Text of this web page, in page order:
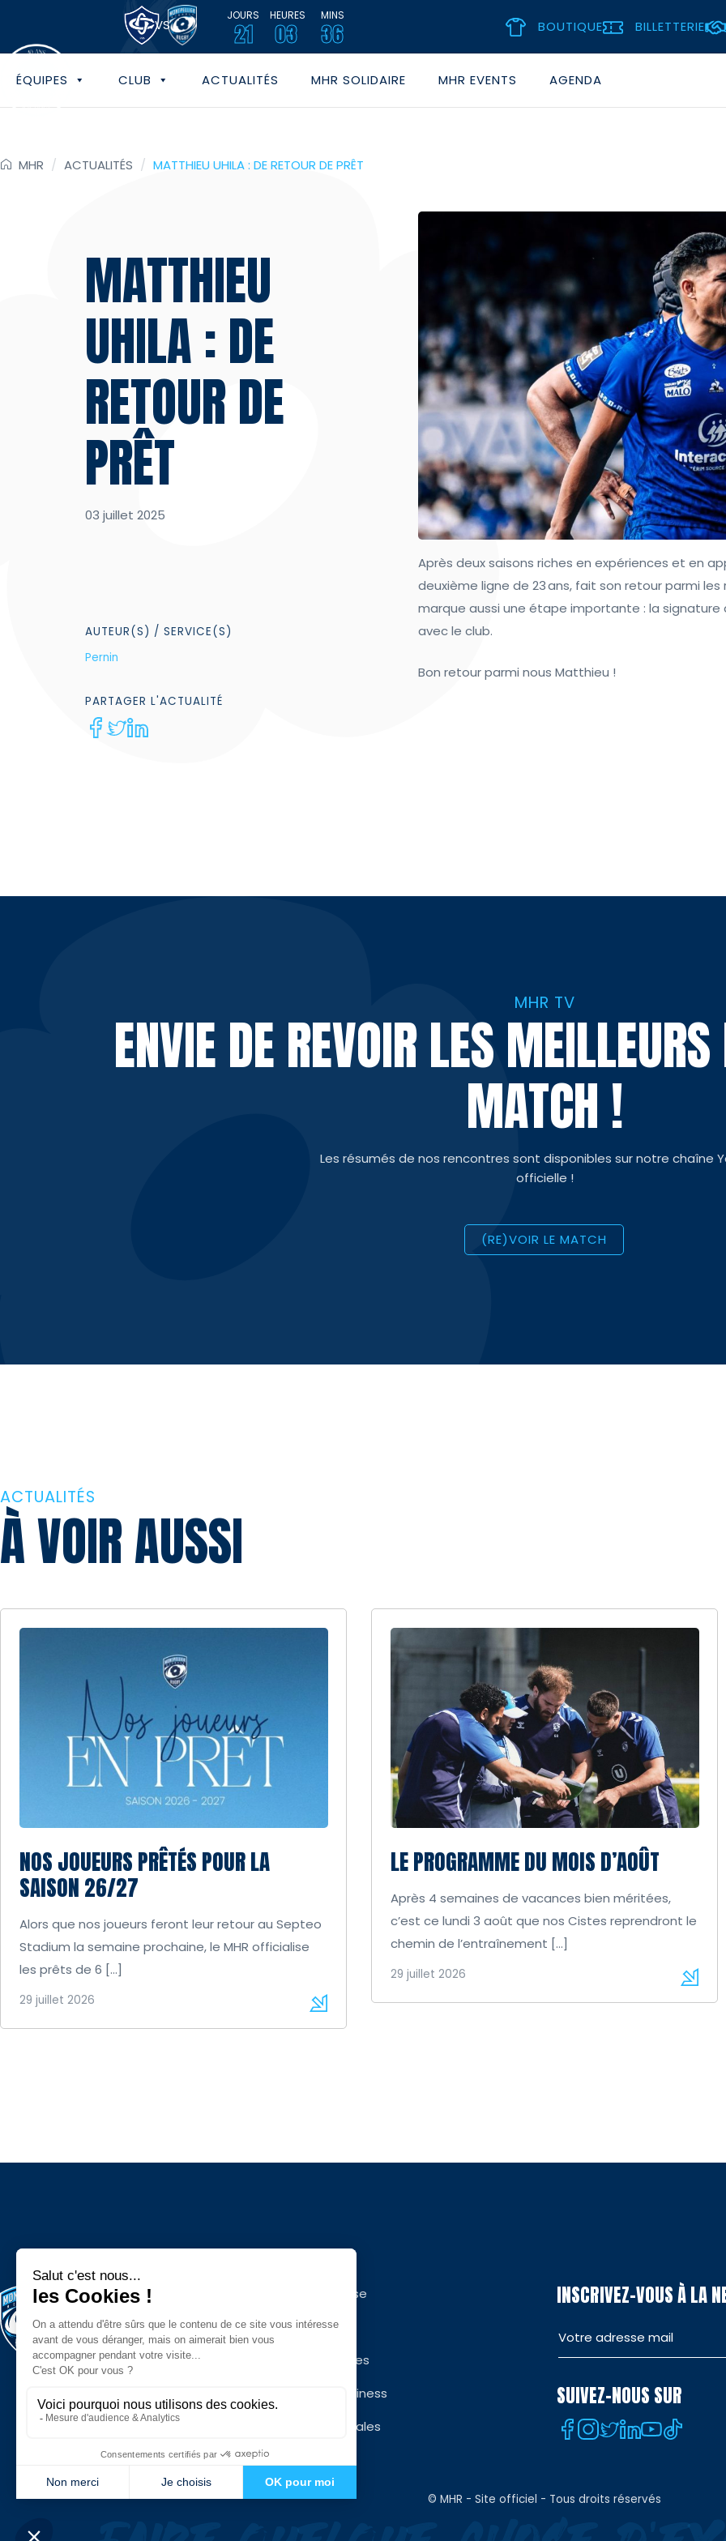
VS
JOURS
21
HEURES
03
MINS
36 BOUTIQUE BILLETTERIE
ÉQUIPES CLUB ACTUALITÉS MHR SOLIDAIRE MHR EVENTS AGENDA
MHR / ACTUALITÉS / MATTHIEU UHILA : DE RETOUR DE PRÊT
MATTHIEU
UHILA : DE
RETOUR DE
PRÊT
03 juillet 2025
AUTEUR(S) / SERVICE(S)
Pernin
PARTAGER L'ACTUALITÉ
Après deux saisons riches en expériences et en
deuxième ligne de 23 ans, fait son retour parmi
marque aussi une étape importante : la
avec le club.
Bon retour parmi nous Matthieu !
MHR TV
ENVIE DE REVOIR LES
MATCH !
Les résumés de nos rencontres sont disponibles sur notre chaîne
officielle !
(RE)VOIR LE MATCH
ACTUALITÉS
À VOIR AUSSI
NOS JOUEURS PRÊTÉS POUR LA
SAISON 26/27
Alors que nos joueurs feront leur retour au Septeo
Stadium la semaine prochaine, le MHR officialise
les prêts de 6 […]
29 juillet 2026
LE PROGRAMME DU MOIS D’AOÛT
Après 4 semaines de vacances bien méritées,
c’est ce lundi 3 août que nos Cistes reprendront le
chemin de l’entraînement […]
29 juillet 2026
Espace presse
Contacts
Infos pratiques
Mon MHR Business
Mentions légales
INSCRIVEZ-VOUS À LA
SUIVEZ-NOUS SUR
© MHR - Site officiel - Tous droits réservés